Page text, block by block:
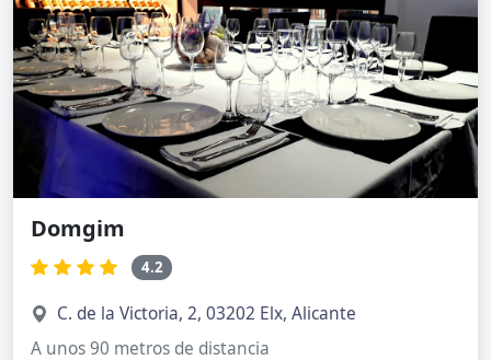
Domgim
4.2
C. de la Victoria, 2, 03202 Elx, Alicante
A unos 90 metros de distancia